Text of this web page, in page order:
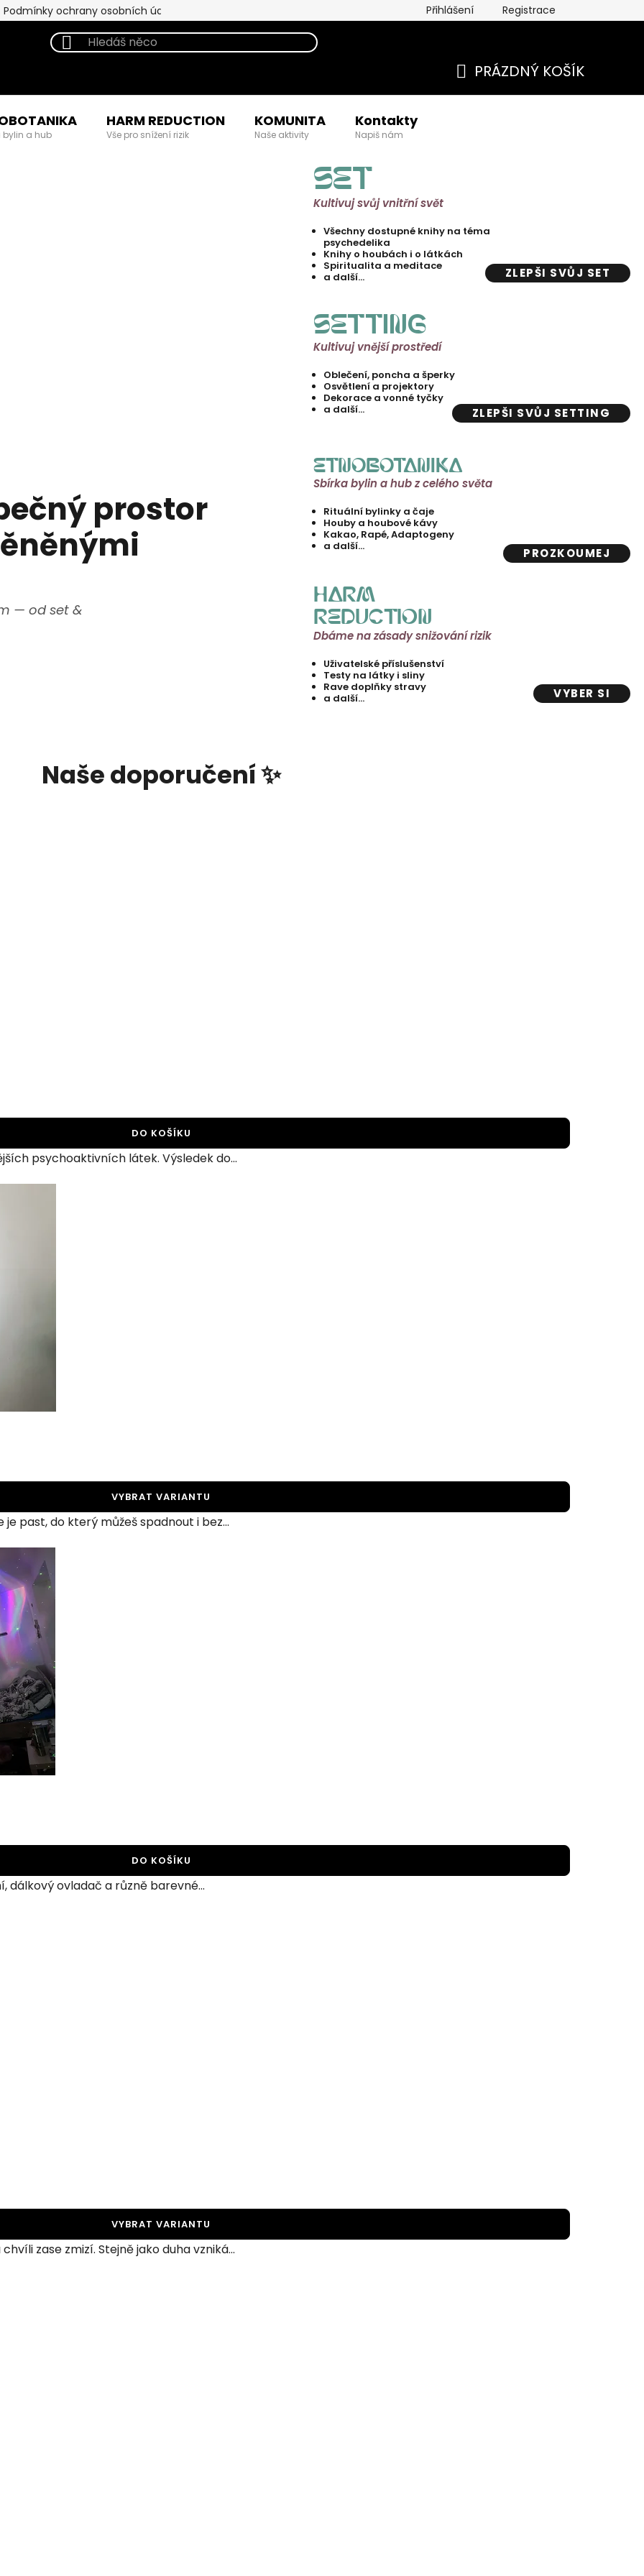
Podmínky ochrany osobních údajů Přihlášení Registrace
PRÁZDNÝ KOŠÍK
bylin a hub
HARM REDUCTION
Vše pro snížení rizik
KOMUNITA
Naše aktivity
Kontakty
Napiš nám
prostor
— od set &
SET
Kultivuj svůj vnitřní svět
Všechny dostupné knihy na téma
psychedelika
Knihy o houbách i o látkách
Spiritualita a meditace
a další…
ZLEPŠI SVŮJ SET
SETTING
Kultivuj vnější prostředí
Oblečení, poncha a šperky
Osvětlení a projektory
Dekorace a vonné tyčky
a další…
ZLEPŠI SVŮJ SETTING
ETNOBOTANIKA
Sbírka bylin a hub z celého světa
Rituální bylinky a čaje
Houby a houbové kávy
Kakao, Rapé, Adaptogeny
a další…
PROZKOUMEJ
HARM
REDUCTION
Dbáme na zásady snižování rizik
Uživatelské příslušenství
Testy na látky i sliny
Rave doplňky stravy
a další…
VYBER SI
Naše doporučení ✨
DO KOŠÍKU
psychoaktivních látek. Výsledek do...
VYBRAT VARIANTU
past, do který můžeš spadnout i bez...
DO KOŠÍKU
dálkový ovladač a různě barevné...
VYBRAT VARIANTU
zase zmizí. Stejně jako duha vzniká...